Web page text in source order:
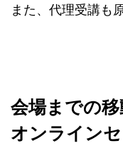
また、代理受講も
会場までの移
オンライン